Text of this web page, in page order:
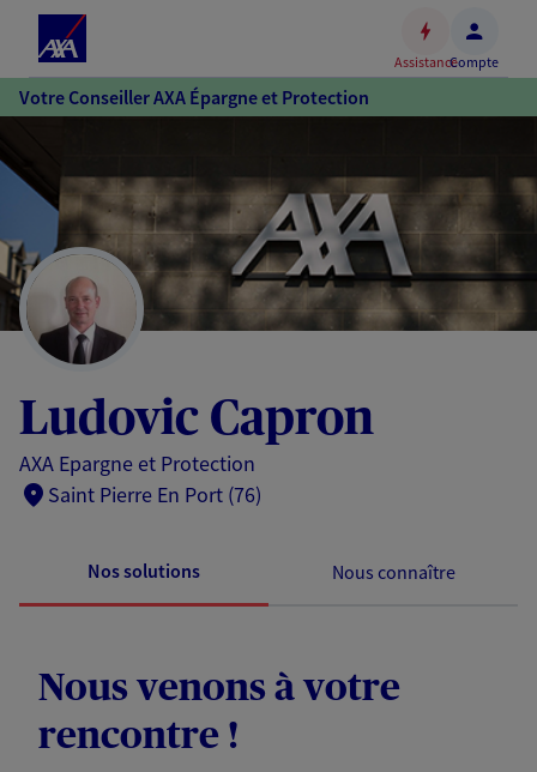
Accéder
au
Accéder
au
pied
de
page
AssistanceCompte
Votre Conseiller AXA Épargne et Protection
Ludovic Capron
AXA Epargne et Protection
Saint Pierre En Port (76)
Nos solutions Nous connaître
Nous venons à votre
rencontre !